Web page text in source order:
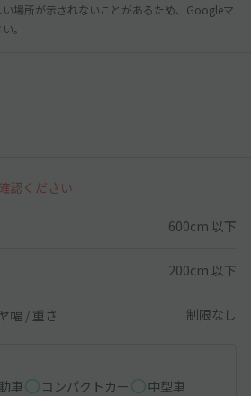
場所が示されないことがあるため、Googleマ
。
認ください
600cm 以下
200cm 以下
幅 /重さ 制限なし
車 コンパクトカー
中型車